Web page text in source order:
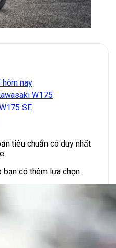
hôm nay
W175
SE
tiêu chuẩn có duy nhất
bạn có thêm lựa chọn.